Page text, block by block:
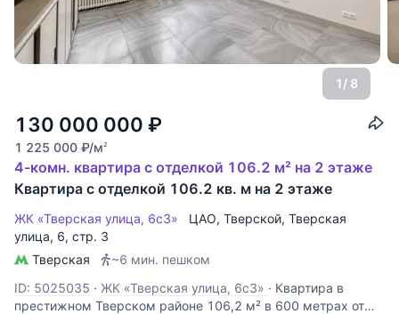
1/ 8
130 000 000 ₽
1 225 000 ₽/м2
4-комн. квартира с отделкой 106.2 м² на 2 этаже
Квартира с отделкой 106.2 кв. м на 2 этаже
ЖК «Тверская улица, 6с3» ЦАО, Тверской, Тверская
улица, 6, стр. 3
Тверская
~6 мин. пешком
ID: 5025035 · ЖК «Тверская улица, 6с3» · Квартира в
престижном Тверском районе 106,2 м² в 600 метрах от